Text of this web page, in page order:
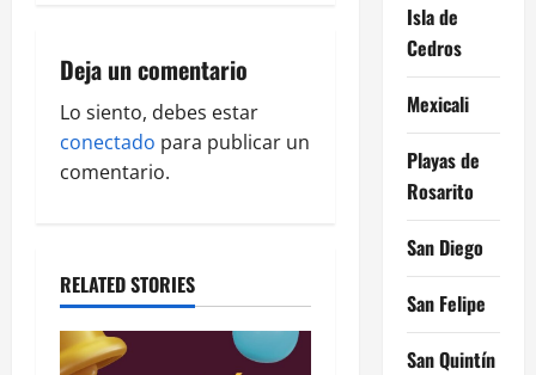
g
a
t
o
n
Deja un comentario
Lo siento, debes estar
conectado para publicar un
comentario.
RELATED STORIES
Isla de
Cedros
Mexicali
Playas de
Rosarito
San Diego
San Felipe
San Quintín